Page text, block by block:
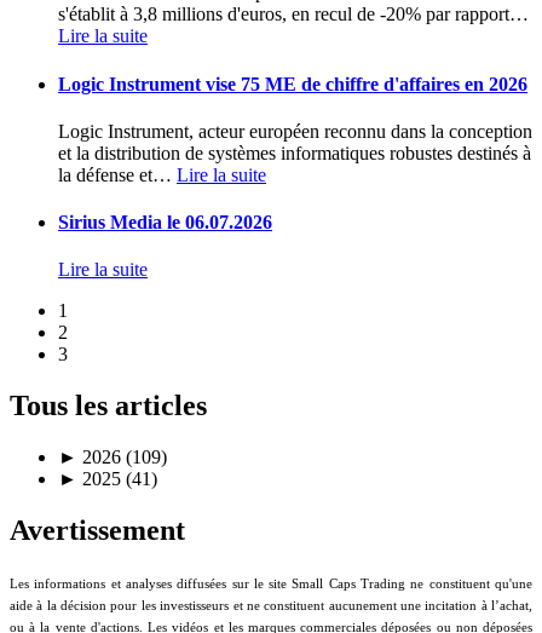
s'établit à 3,8 millions d'euros, en recul de -20% par rapport…
Lire la suite
Logic Instrument vise 75 ME de chiffre d'affaires en 2026
Logic Instrument, acteur européen reconnu dans la conception
et la distribution de systèmes informatiques robustes destinés à
la défense et… Lire la suite
Sirius Media le 06.07.2026
Lire la suite
1
2
3
Tous les articles
► 2026 (109)
► 2025 (41)
Avertissement
Les informations et analyses diffusées sur le site Small Caps Trading ne constituent qu'une
aide à la décision pour les investisseurs et ne constituent aucunement une incitation à l’achat,
ou à la vente d'actions. Les vidéos et les marques commerciales déposées ou non déposées